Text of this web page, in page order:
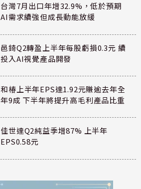
台灣7月出口年增32.9%，低於預期
AI需求續強但成長動能放緩
邑錡Q2轉盈上半年每股虧損0.3元 續
投入AI視覺產品開發
和椿上半年EPS達1.92元賺逾去年全
年9成 下半年將提升高毛利產品比重
佳世達Q2純益季增87% 上半年
EPS0.58元